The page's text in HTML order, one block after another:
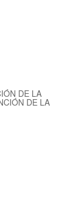
DE LA
DE LA